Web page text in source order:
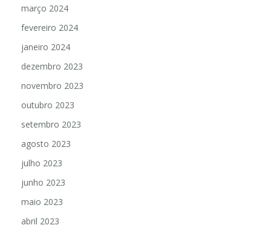
março 2024
fevereiro 2024
janeiro 2024
dezembro 2023
novembro 2023
outubro 2023
setembro 2023
agosto 2023
julho 2023
junho 2023
maio 2023
abril 2023